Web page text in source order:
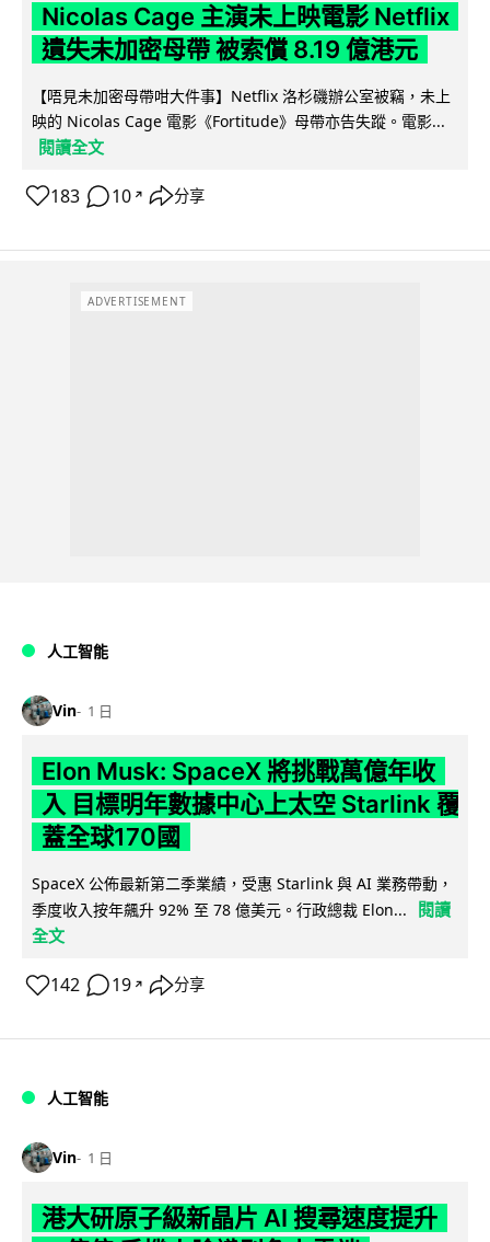
Nicolas Cage 主演未上映電影 Netflix
遺失未加密母帶 被索償 8.19 億港元
【唔見未加密母帶咁大件事】Netflix 洛杉磯辦公室被竊，未上
映的 Nicolas Cage 電影《Fortitude》母帶亦告失蹤。電影...
閱讀全文
183 10 ↗ 分享
ADVERTISEMENT
人工智能
Vin 1 日
Elon Musk: SpaceX 將挑戰萬億年收
入 目標明年數據中心上太空 Starlink 覆
蓋全球170國
SpaceX 公佈最新第二季業績，受惠 Starlink 與 AI 業務帶動，
季度收入按年飆升 92% 至 78 億美元。行政總裁 Elon...
閱讀
全文
142 19 ↗ 分享
人工智能
Vin 1 日
港大研原子級新晶片 AI 搜尋速度提升